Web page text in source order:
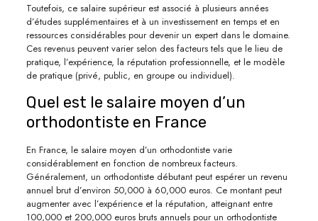
Toutefois, ce salaire supérieur est associé à plusieurs années
d’études supplémentaires et à un investissement en temps et en
ressources considérables pour devenir un expert dans le domaine.
Ces revenus peuvent varier selon des facteurs tels que le lieu de
pratique, l’expérience, la réputation professionnelle, et le modèle
de pratique (privé, public, en groupe ou individuel).
Quel est le salaire moyen d’un
orthodontiste en France
En France, le salaire moyen d’un orthodontiste varie
considérablement en fonction de nombreux facteurs.
Généralement, un orthodontiste débutant peut espérer un revenu
annuel brut d’environ 50,000 à 60,000 euros. Ce montant peut
augmenter avec l’expérience et la réputation, atteignant entre
100,000 et 200,000 euros bruts annuels pour un orthodontiste